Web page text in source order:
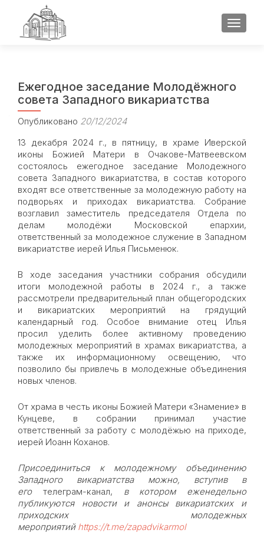
Ежегодное заседание Молодёжного
совета Западного викариатства
Опубликовано 20/12/2024
13 декабря 2024 г., в пятницу, в храме Иверской
иконы Божией Матери в Очакове-Матвеевском
состоялось ежегодное заседание Молодежного
совета Западного викариатства, в состав которого
входят все ответственные за молодежную работу на
подворьях и приходах викариатства. Собрание
возглавил заместитель председателя Отдела по
делам молодёжи Московской епархии,
ответственный за молодежное служение в Западном
викариатстве иерей Илья Письменюк.
В ходе заседания участники собрания обсудили
итоги молодежной работы в 2024 г., а также
рассмотрели предварительный план общегородских
и викариатских мероприятий на грядущий
календарный год. Особое внимание отец Илья
просил уделить более активному проведению
молодежных мероприятий в храмах викариатства, а
также их информационному освещению, что
позволило бы привлечь в молодежные объединения
новых членов.
От храма в честь иконы Божией Матери «Знамение» в
Кунцеве, в собрании принимал участие
ответственный за работу с молодёжью на приходе,
иерей Иоанн Коханов.
Присоединиться к молодежному объединению
Западного викариатства можно, вступив в
его телеграм-канал, в котором еженедельно
публикуются новости и анонсы викариатских и
приходских молодежных
мероприятий https://t.me/zapadvikarmol